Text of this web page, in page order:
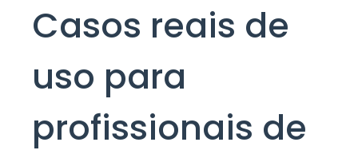
Casos reais de
uso para
profissionais de